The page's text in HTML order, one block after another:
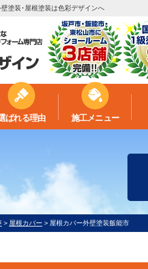
塗装･屋根塗装は色彩デザインへ
ばれる理由 施工メニュー
> 屋根カバー > 屋根カバー外壁塗装飯能市